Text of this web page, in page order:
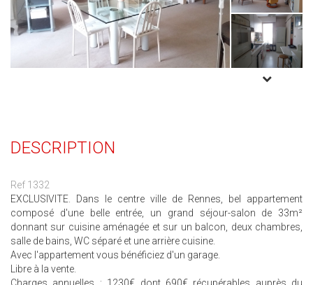
DESCRIPTION
Ref 1332
EXCLUSIVITE. Dans le centre ville de Rennes, bel appartement
composé d'une belle entrée, un grand séjour-salon de 33m²
donnant sur cuisine aménagée et sur un balcon, deux chambres,
salle de bains, WC séparé et une arrière cuisine.
Avec l'appartement vous bénéficiez d'un garage.
Libre à la vente.